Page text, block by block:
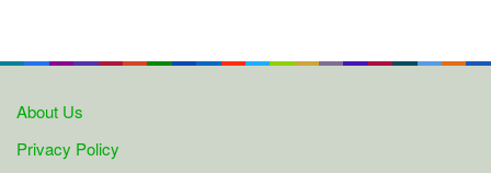
About Us
Privacy Policy